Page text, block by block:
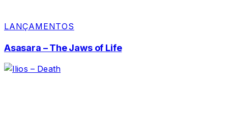
LANÇAMENTOS
Asasara – The Jaws of Life